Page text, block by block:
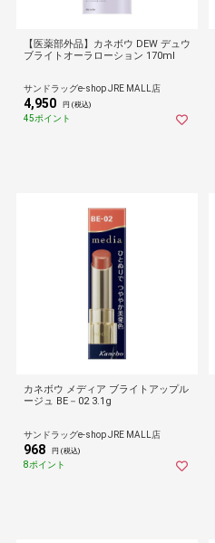
【医薬部外品】カネボウ DEW デュウ
ブライトオーラローション 170ml
サンドラッグe-shop JRE MALL店
4,950 円 (税込)
45ポイント
カネボウ メディア ブライトアップル
ージュ BE－02 3.1g
サンドラッグe-shop JRE MALL店
968 円 (税込)
8ポイント